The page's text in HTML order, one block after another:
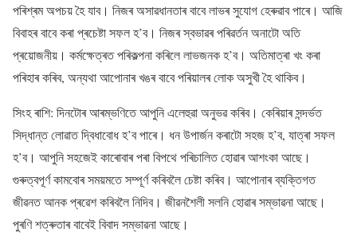
পৰিশ্ৰম অপচয় হৈ যাব। নিজৰ অসাৱধানতাৰ বাবে লাভৰ সুযোগ হেৰুৱাব পাৰে। আজি
বিবাহৰ বাবে কৰা প্ৰচেষ্টা সফল হ’ব। নিজৰ স্বভাৱৰ পৰিৱৰ্তন অনাটো অতি
প্ৰয়োজনীয়। কৰ্মক্ষেত্ৰত পৰিকল্পনা কৰিলে লাভজনক হ’ব। অতিমাত্ৰা খং কৰা
পৰিহাৰ কৰিব, অন্যথা আপোনাৰ খঙৰ বাবে পৰিয়ালৰ লোক অসুখী হৈ থাকিব।
সিংহ ৰাশি: দিনটোৰ আৰম্ভণিতে আপুনি এলেহুৱা অনুভৱ কৰিব। কেৰিয়াৰ সন্দৰ্ভত
সিদ্ধান্ত লোৱাত দ্বিধাবোধ হ’ব পাৰে। ধন উপাৰ্জন কৰাটো সহজ হ’ব, যাত্ৰা সফল
হ’ব। আপুনি সহজেই কাৰোবাৰ পৰা বিপথে পৰিচালিত হোৱাৰ আশংকা আছে।
গুৰুত্বপূৰ্ণ কামবোৰ সময়মতে সম্পূৰ্ণ কৰিবলৈ চেষ্টা কৰিব। আপোনাৰ ব্যক্তিগত
জীৱনত আনক প্ৰৱেশ কৰিবলৈ নিদিব। জীৱনশৈলী সলনি হোৱাৰ সম্ভাৱনা আছে।
পুৰণি শত্ৰুতাৰ বাবেই বিবাদ সম্ভাৱনা আছে।